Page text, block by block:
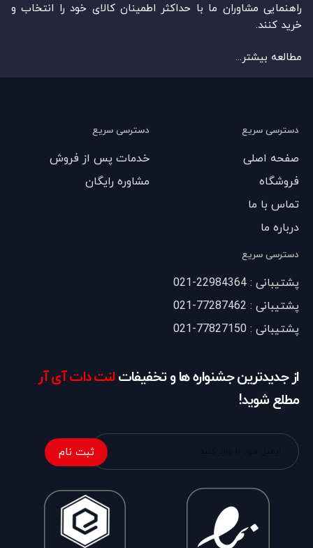
راهنمایی مشاوران ما با حداکثر اطمینان کالای خود را انتخاب و
خرید کنند.
مطالعه بیشتر...
دسترسی سریع
صفحه اصلی
فروشگاه
تماس با ما
درباره ما
دسترسی سریع
خدمات پس از فروش
مشاوره رایگان
دسترسی سریع
پشتیبانی : 22984364-021
پشتیبانی : 77287462-021
پشتیبانی : 77827150-021
از جدیدترین جشنواره ها و تخفیفاتلنت دات آی آر
مطلع شوید!
ثبت نام